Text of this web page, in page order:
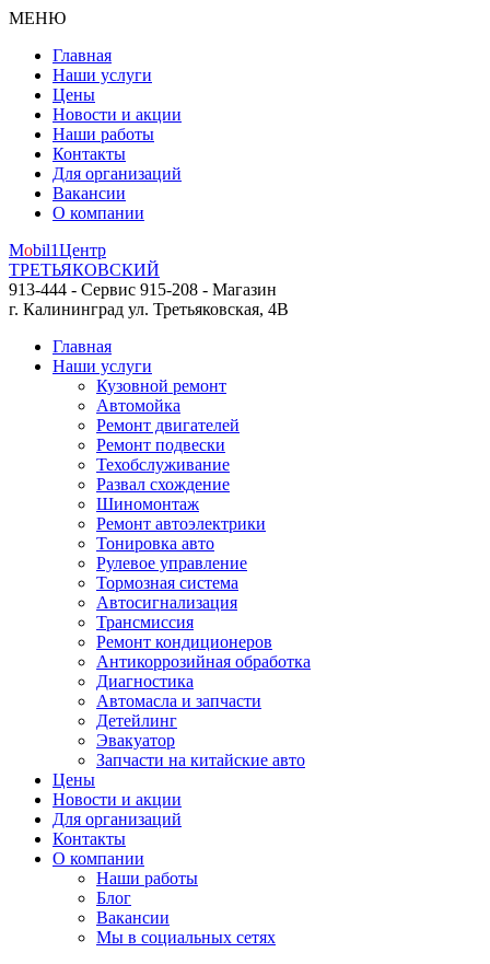
МЕНЮ
Главная
Наши услуги
Цены
Новости и акции
Наши работы
Контакты
Для организаций
Вакансии
О компании
Mobil1Центр
ТРЕТЬЯКОВСКИЙ
913-444 - Сервис 915-208 - Магазин
г. Калининград ул. Третьяковская, 4В
Главная
Наши услуги
Кузовной ремонт
Автомойка
Ремонт двигателей
Ремонт подвески
Техобслуживание
Развал схождение
Шиномонтаж
Ремонт автоэлектрики
Тонировка авто
Рулевое управление
Тормозная система
Автосигнализация
Трансмиссия
Ремонт кондиционеров
Антикоррозийная обработка
Диагностика
Автомасла и запчасти
Детейлинг
Эвакуатор
Запчасти на китайские авто
Цены
Новости и акции
Для организаций
Контакты
О компании
Наши работы
Блог
Вакансии
Мы в социальных сетях